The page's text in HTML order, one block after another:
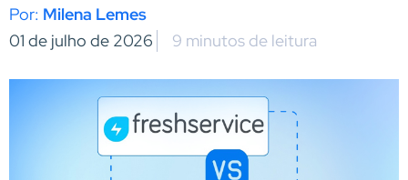
Milena Lemes
01 de julho de 2026
9 minutos de leitura